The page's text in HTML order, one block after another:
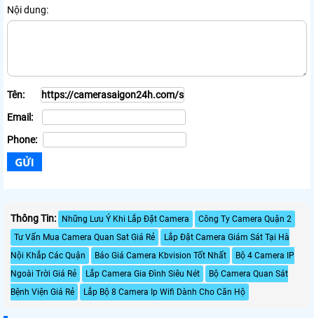
Nội dung:
Tên:
Email:
Phone:
Thông Tin: Những Lưu Ý Khi Lắp Đặt Camera
Công Ty Camera Quận 2
Tư Vấn Mua Camera Quan Sat Giá Rẻ
Lắp Đặt Camera Giám Sát Tại Hà
Nội Khắp Các Quận
Báo Giá Camera Kbvision Tốt Nhất
Bộ 4 Camera IP
Ngoài Trời Giá Rẻ
Lắp Camera Gia Đình Siêu Nét
Bộ Camera Quan Sát
Bệnh Viện Giá Rẻ
Lắp Bộ 8 Camera Ip Wifi Dành Cho Căn Hộ